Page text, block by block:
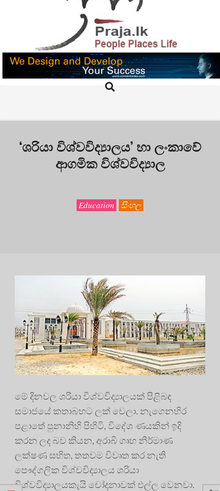
PRAJA.LK
Search
‘ශරියා විශ්වවිද්‍යාලය’ හා ලංකාවේ
ආගමික විශ්වවිද්‍යාල
Education සිංහල
මේ දිනවල ශරියා විශ්වවිද්‍යාලයක් පිළිබඳ
සමාජයේ කතාබහට ලක් වෙලා. නැගෙනහිර
පළාතේ පුනානිහි පිහිටි, විදේශ ණයකින් ඉදි
කරන ලද බව කියන, අරාබි ගෘහ නිර්මාණ
ලක්ෂණ සහිත, තතවම විවෘත කර නැති
පෞද්ගලික විශ්වවිද්‍යාලය ශරියා
විශ්වවිද්‍යාලයකැයි චෝදනාවක් එල්ල වෙනවා.